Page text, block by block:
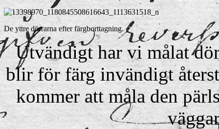
De yttre dörrarna efter färgborttagning.
Utvändigt har vi målat
blir för färg invändigt
kommer att måla den